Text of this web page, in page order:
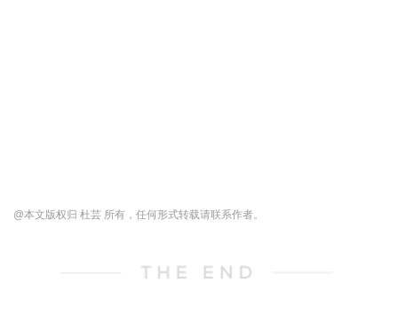
@本文版权归 杜芸 所有，任何形式转载请联系作者。